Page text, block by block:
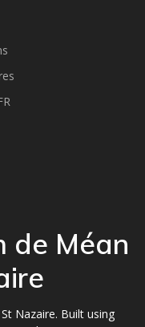
de Méan
Nazaire. Built using